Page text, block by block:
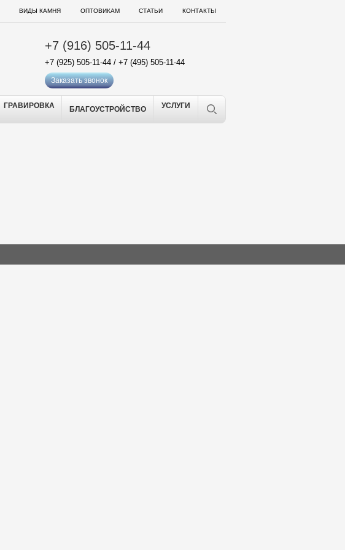
ВИДЫ КАМНЯ ОПТОВИКАМ СТАТЬИ КОНТАКТЫ
+7 (916) 505-11-44
+7 (925) 505-11-44 / +7 (495) 505-11-44
Заказать звонок
ГРАВИРОВКА БЛАГОУСТРОЙСТВО УСЛУГИ